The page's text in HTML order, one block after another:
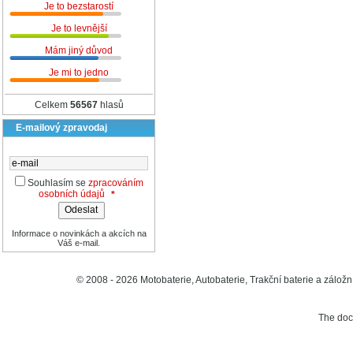
Je to bezstarostí
Je to levnější
Mám jiný důvod
Je mi to jedno
Celkem 56567hlasů
E-mailový zpravodaj
Souhlasím se zpracováním
osobních údajů
*
Informace o novinkách a akcích na
Váš e-mail.
© 2008 - 2026 Motobaterie, Autobaterie, Trakční baterie a
The